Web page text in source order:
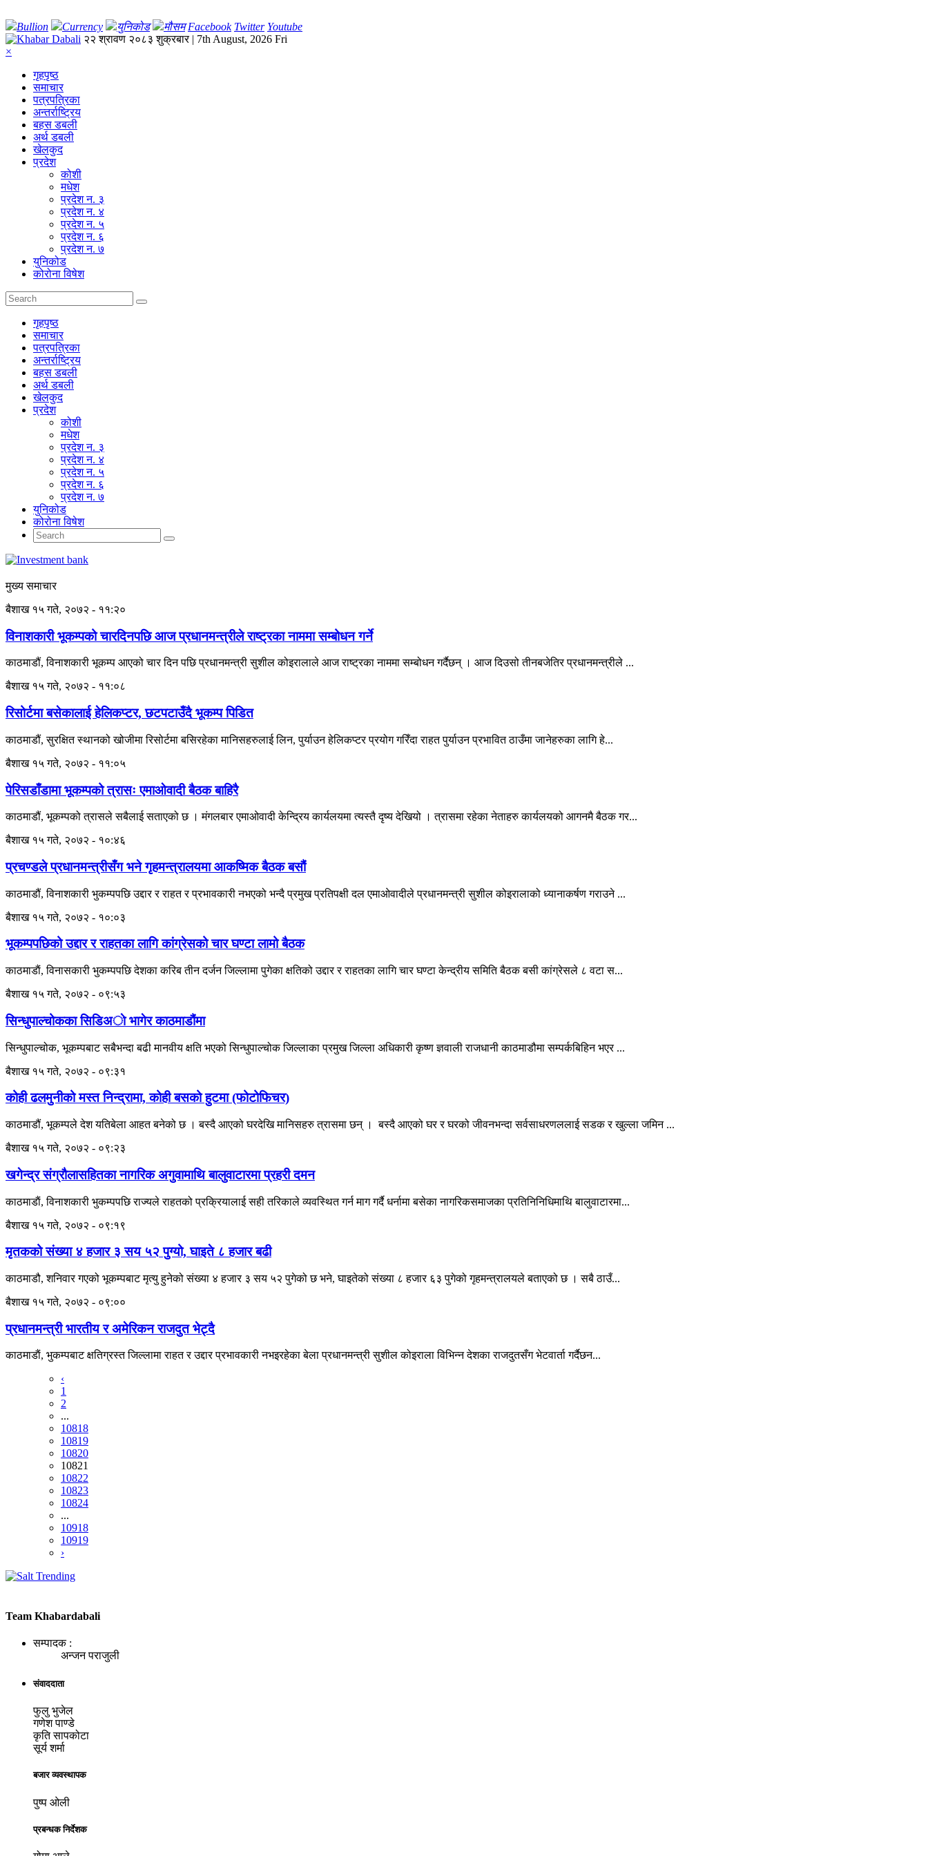
Bullion Currency युनिकोड मौसम Facebook Twitter Youtube
२२ श्रावण २०८३ शुक्रबार | 7th August, 2026 Fri
×
गृहपृष्‍ठ
समाचार
पत्रपत्रिका
अन्तर्राष्ट्रिय
बहस डबली
अर्थ डबली
खेलकुद
प्रदेश
कोशी
मधेश
प्रदेश न. ३
प्रदेश न. ४
प्रदेश न. ५
प्रदेश न. ६
प्रदेश न. ७
युनिकोड
कोरोना विषेश
गृहपृष्‍ठ
समाचार
पत्रपत्रिका
अन्तर्राष्ट्रिय
बहस डबली
अर्थ डबली
खेलकुद
प्रदेश
कोशी
मधेश
प्रदेश न. ३
प्रदेश न. ४
प्रदेश न. ५
प्रदेश न. ६
प्रदेश न. ७
युनिकोड
कोरोना विषेश
मुख्य समाचार
बैशाख १५ गते, २०७२ - ११:२०
विनाशकारी भूकम्पको चारदिनपछि आज प्रधानमन्त्रीले राष्ट्रका नाममा सम्बोधन गर्ने
काठमाडौं, विनाशकारी भूकम्प आएको चार दिन पछि प्रधानमन्त्री सुशील कोइरालाले आज राष्ट्रका नाममा सम्बोधन गर्दैछन् । आज दिउसो तीनबजेतिर प्रधानमन्त्रीले ...
बैशाख १५ गते, २०७२ - ११:०८
रिसोर्टमा बसेकालाई हेलिकप्टर, छटपटाउँदै भूकम्प पिडित
काठमाडौं, सुरक्षित स्थानको खोजीमा रिसोर्टमा बसिरहेका मानिसहरुलाई लिन, पुर्याउन हेलिकप्टर प्रयोग गरिँदा राहत पुर्याउन प्रभावित ठाउँमा जानेहरुका लागि हे...
बैशाख १५ गते, २०७२ - ११:०५
पेरिसडाँडामा भूकम्पको त्रासः एमाओवादी बैठक बाहिरै
काठमाडौं, भूकम्पको त्रासले सबैलाई सताएको छ । मंगलबार एमाओवादी केन्द्रिय कार्यलयमा त्यस्तै दृष्य देखियो । त्रासमा रहेका नेताहरु कार्यलयको आगनमै बैठक गर...
बैशाख १५ गते, २०७२ - १०:४६
प्रचण्डले प्रधानमन्त्रीसँग भने गृहमन्त्रालयमा आकष्मिक बैठक बसौं
काठमाडौं, विनाशकारी भुकम्पपछि उद्दार र राहत र प्रभावकारी नभएको भन्दै प्रमुख प्रतिपक्षी दल एमाओवादीले प्रधानमन्त्री सुशील कोइरालाको ध्यानाकर्षण गराउने ...
बैशाख १५ गते, २०७२ - १०:०३
भूकम्पपछिको उद्दार र राहतका लागि कांग्रेसको चार घण्टा लामो बैठक
काठमाडाैं, विनासकारी भुकम्पपछि देशका करिब तीन दर्जन जिल्लामा पुगेका क्षतिको उद्दार र राहतका लागि चार घण्टा केन्द्रीय समिति बैठक बसी कांग्रेसले ८ वटा स...
बैशाख १५ गते, २०७२ - ०९:५३
सिन्धुपाल्चोकका सिडिअाे भागेर काठमाडौंमा
सिन्धुपाल्चोक, भूकम्पबाट सबैभन्दा बढी मानवीय क्षति भएको सिन्धुपाल्चोक जिल्लाका प्रमुख जिल्ला अधिकारी कृष्ण ज्ञवाली राजधानी काठमाडौमा सम्पर्कबिहिन भएर ...
बैशाख १५ गते, २०७२ - ०९:३१
कोही ढलमुनीको मस्त निन्द्रामा, कोही बसको हुटमा (फोटोफिचर)
काठमाडौं, भूकम्पले देश यतिबेला आहत बनेको छ । बस्दै आएको घरदेखि मानिसहरु त्रासमा छन् । बस्दै आएको घर र घरको जीवनभन्दा सर्वसाधरणललाई सडक र खुल्ला जमिन ...
बैशाख १५ गते, २०७२ - ०९:२३
खगेन्द्र संग्रौलासहितका नागरिक अगुवामाथि बालुवाटारमा प्रहरी दमन
काठमाडाैं, विनाशकारी भुकम्पपछि राज्यले राहतको प्रक्रियालाई सही तरिकाले व्यवस्थित गर्न माग गर्दै धर्नामा बसेका नागरिकसमाजका प्रतिनिनिधिमाथि बालुवाटारमा...
बैशाख १५ गते, २०७२ - ०९:१९
मृतकको संख्या ४ हजार ३ सय ५२ पुग्यो, घाइते ८ हजार बढी
काठमाडौ, शनिवार गएको भूकम्पबाट मृत्यु हुनेको संख्या ४ हजार ३ सय ५२ पुगेको छ भने, घाइतेको संख्या ८ हजार ६३ पुगेको गृहमन्त्रालयले बताएको छ । सबै ठाउँ...
बैशाख १५ गते, २०७२ - ०९:००
प्रधानमन्त्री भारतीय र अमेरिकन राजदुत भेट्दै
काठमाडाैं, भुकम्पबाट क्षतिग्रस्त जिल्लामा राहत र उद्दार प्रभावकारी नभइरहेका बेला प्रधानमन्त्री सुशील कोइराला विभिन्न देशका राजदुतसँग भेटवार्ता गर्दैछन...
‹
1
2
...
10818
10819
10820
10821
10822
10823
10824
...
10918
10919
›
Team Khabardabali
सम्पादक :
अन्जन पराजुली
संवाददाता
फुलु भुजेल
गणेश पाण्डे
कृति सापकोटा
सूर्य शर्मा
बजार व्यवस्थापक
पुष्प ओली
प्रबन्धक निर्देशक